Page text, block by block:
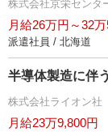
株式会社京栄センタ
月給26万円～32
派遣社員 / 北海道
半導体製造に伴
株式会社ライオン社
月給23万9,800円